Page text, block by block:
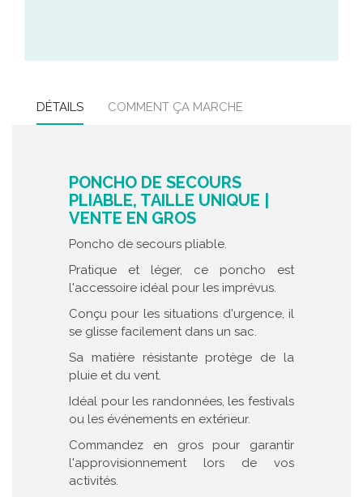
DÉTAILS COMMENT ÇA MARCHE
PONCHO DE SECOURS
PLIABLE, TAILLE UNIQUE |
VENTE EN GROS
Poncho de secours pliable.
Pratique et léger, ce poncho est
l'accessoire idéal pour les imprévus.
Conçu pour les situations d'urgence, il
se glisse facilement dans un sac.
Sa matière résistante protège de la
pluie et du vent.
Idéal pour les randonnées, les festivals
ou les événements en extérieur.
Commandez en gros pour garantir
l'approvisionnement lors de vos
activités.